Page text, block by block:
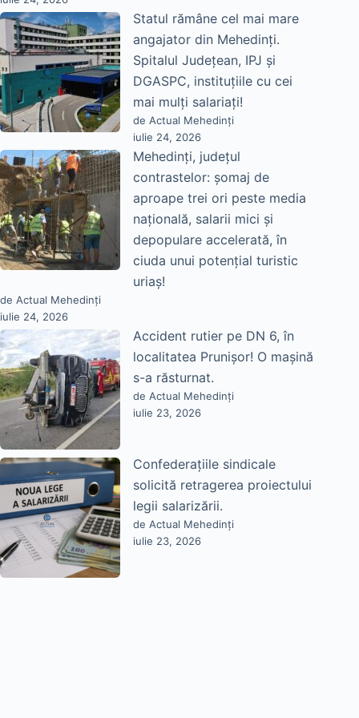
Statul rămâne cel mai mare
angajator din Mehedinți.
Spitalul Județean, IPJ și
DGASPC, instituțiile cu cei
mai mulți salariați!
de Actual Mehedinți
iulie 24, 2026
Mehedinți, județul
contrastelor: șomaj de
aproape trei ori peste media
națională, salarii mici și
depopulare accelerată, în
ciuda unui potențial turistic
uriaș!
de Actual Mehedinți
iulie 24, 2026
Accident rutier pe DN 6, în
localitatea Prunișor! O mașină
s-a răsturnat.
de Actual Mehedinți
iulie 23, 2026
Confederațiile sindicale
solicită retragerea proiectului
legii salarizării.
de Actual Mehedinți
iulie 23, 2026